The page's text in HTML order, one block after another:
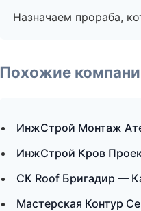
Назначаем прораба,
Похожие
ИнжСтрой Монтаж
ИнжСтрой Кров
СК Roof Бригадир —
Мастерская Контур